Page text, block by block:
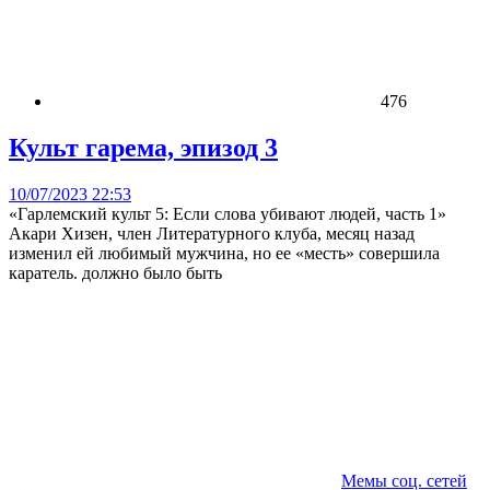
476
Культ гарема, эпизод 3
10/07/2023 22:53
«Гарлемский культ 5: Если слова убивают людей, часть 1»
Акари Хизен, член Литературного клуба, месяц назад
изменил ей любимый мужчина, но ее «месть» совершила
каратель. должно было быть
Мемы соц. сетей